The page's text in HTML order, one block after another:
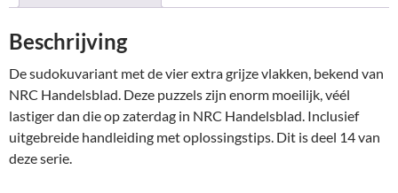
Beschrijving
De sudokuvariant met de vier extra grijze vlakken, bekend van
NRC Handelsblad. Deze puzzels zijn enorm moeilijk, véél
lastiger dan die op zaterdag in NRC Handelsblad. Inclusief
uitgebreide handleiding met oplossingstips. Dit is deel 14 van
deze serie.